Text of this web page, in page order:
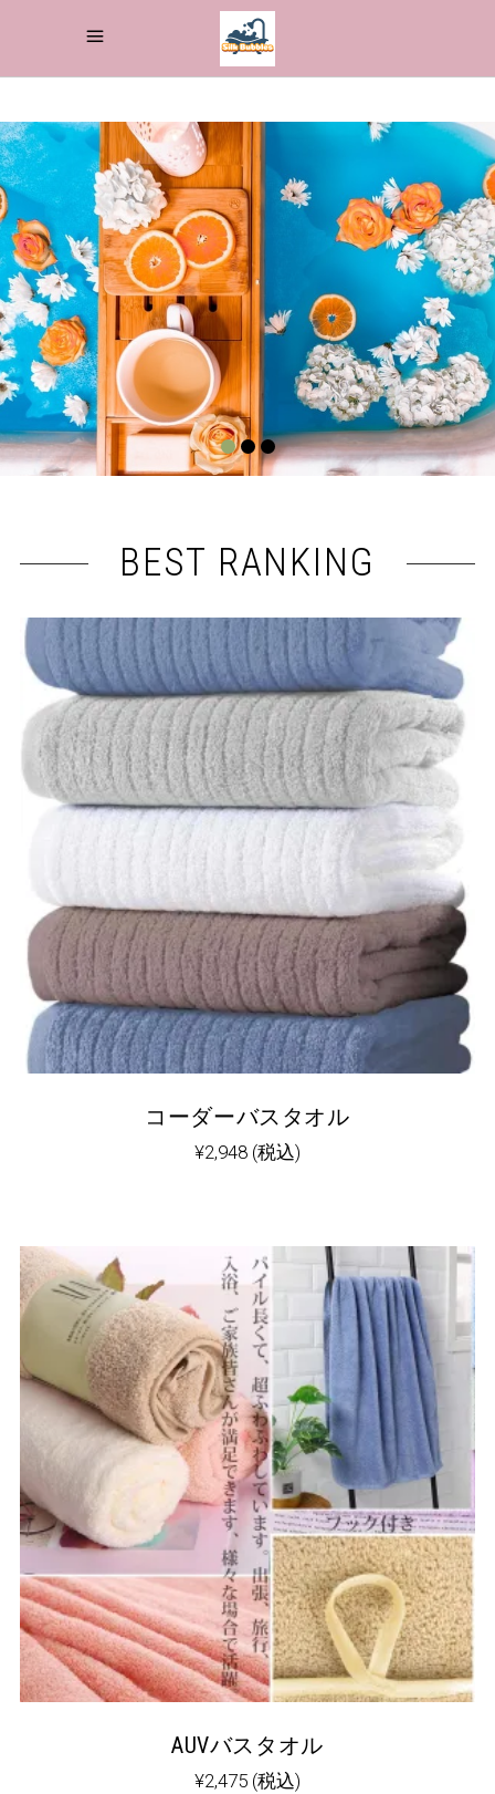
BEST RANKING
コーダーバスタオル
¥2,948 (税込)
AUVバスタオル
¥2,475 (税込)